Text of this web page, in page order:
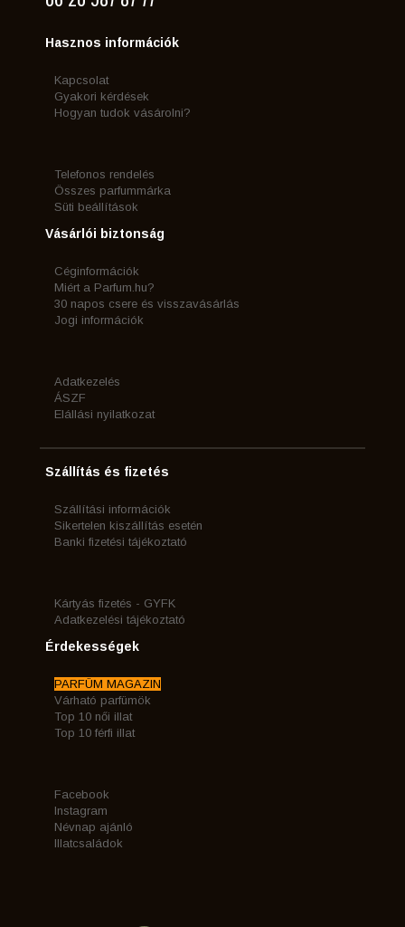
Hasznos információk
Kapcsolat
Gyakori kérdések
Hogyan tudok vásárolni?
Telefonos rendelés
Összes parfummárka
Süti beállítások
Vásárlói biztonság
Céginformációk
Miért a Parfum.hu?
30 napos csere és visszavásárlás
Jogi információk
Adatkezelés
ÁSZF
Elállási nyilatkozat
Szállítás és fizetés
Szállítási információk
Sikertelen kiszállítás esetén
Banki fizetési tájékoztató
Kártyás fizetés - GYFK
Adatkezelési tájékoztató
Érdekességek
PARFÜM MAGAZIN
Várható parfümök
Top 10 női illat
Top 10 férfi illat
Facebook
Instagram
Névnap ajánló
Illatcsaládok